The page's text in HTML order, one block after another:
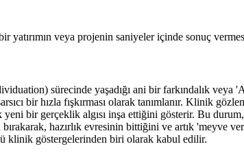
veya projenin saniyeler içinde sonuç
sürecinde yaşadığı ani bir farkındalık veya
bir hızla fışkırması olarak tanımlanır. Klinik
bir gerçeklik algısı inşa ettiğini gösterir. Bu
hazırlık evresinin bittiğini ve artık 'meyve
klinik göstergelerinden biri olarak kabul edilir.